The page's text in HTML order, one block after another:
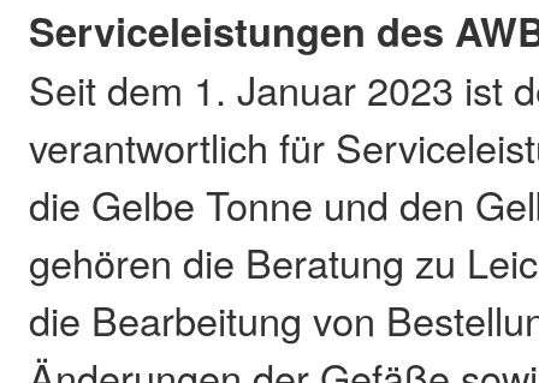
Serviceleistungen des
Seit dem 1. Januar 2023 ist
verantwortlich für
die Gelbe Tonne und den
gehören die Beratung zu
die Bearbeitung von